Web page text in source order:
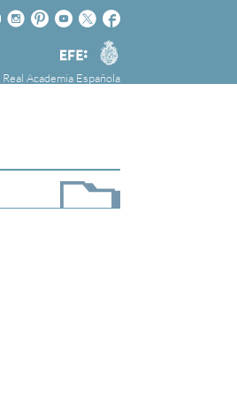
Facebook
Twitter
Youtube
Pinteres
Instagram
Agencia
EFE
Real Academia Española
Española,
el buen uso del
y en